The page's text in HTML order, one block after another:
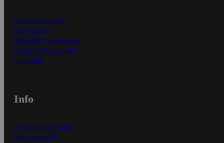
Ensitilaajan ohjeet
Näin maksat
Näin tilaat ja muokkaat
Kaikki ohjeet ja vinkit
In English
Info
S-Business yrityksille
Oiva-raportit